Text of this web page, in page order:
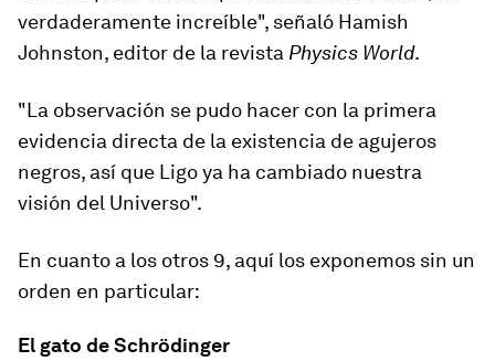
verdaderamente increíble", señaló Hamish
Johnston, editor de la revista Physics World.
"La observación se pudo hacer con la primera
evidencia directa de la existencia de agujeros
negros, así que Ligo ya ha cambiado nuestra
visión del Universo".
En cuanto a los otros 9, aquí los exponemos sin un
orden en particular:
El gato de Schrödinger